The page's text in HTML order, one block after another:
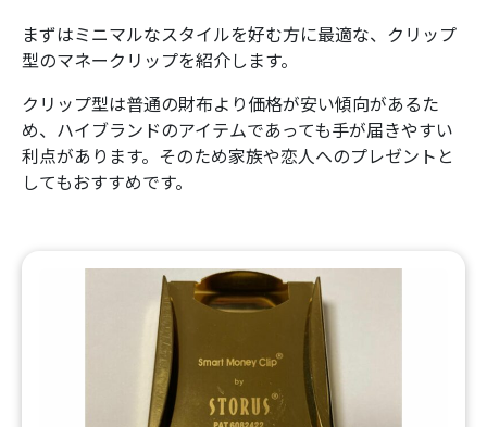
まずはミニマルなスタイルを好む方に最適な、クリップ
型のマネークリップを紹介します。
クリップ型は普通の財布より価格が安い傾向があるた
め、ハイブランドのアイテムであっても手が届きやすい
利点があります。そのため家族や恋人へのプレゼントと
してもおすすめです。